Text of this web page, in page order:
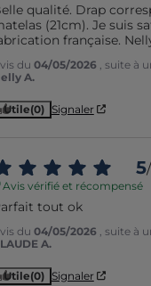
qualité. Drap
(21cm). Je suis
française.
du 04/05/2026
, suite à
A.
Utile(0) Signaler
5/
Avis vérifié et récompensé
tout ok
du 04/05/2026
, suite à
A.
Utile(0) Signaler